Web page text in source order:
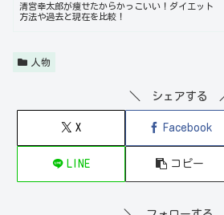
清宮幸太郎が痩せたからかっこいい！ダイエット
方法や過去と現在を比較！
人物
＼ シェアする
X Facebook
LINE コピー